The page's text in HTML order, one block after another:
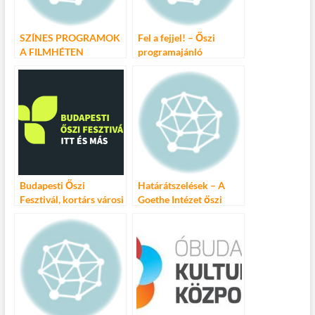
SZÍNES PROGRAMOK
A FILMHÉTEN
Fel a fejjel! – Őszi
programajánló
Budapesti Őszi
Fesztivál, kortárs városi
Határátszelések – A
Goethe Intézet őszi